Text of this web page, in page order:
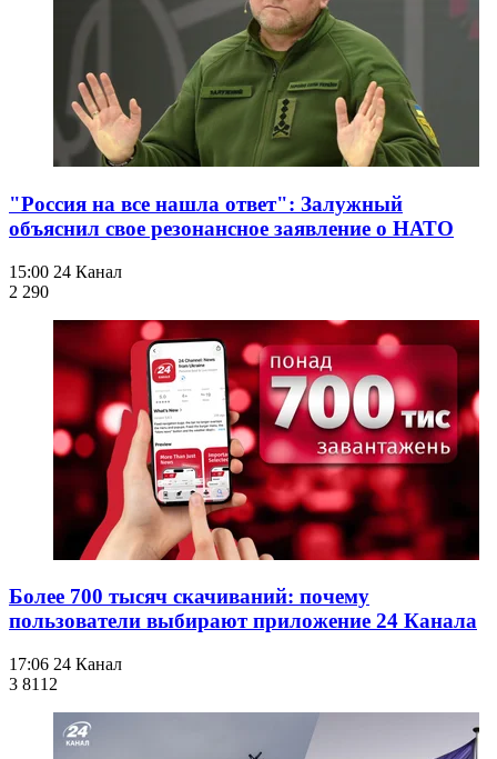
"Россия на все нашла ответ": Залужный
объяснил свое резонансное заявление о НАТО
15:00 24 Канал
2 290
Более 700 тысяч скачиваний: почему
пользователи выбирают приложение 24 Канала
17:06 24 Канал
3 811 2